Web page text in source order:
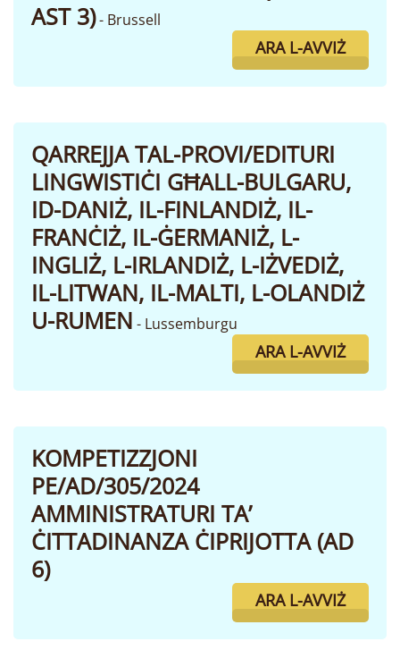
AST 3)- Brussell
ARA L-AVVIŻ
QARREJJA TAL-PROVI/EDITURI
LINGWISTIĊI GĦALL-BULGARU,
ID-DANIŻ, IL-FINLANDIŻ, IL-
FRANĊIŻ, IL-ĠERMANIŻ, L-
INGLIŻ, L-IRLANDIŻ, L-IŻVEDIŻ,
IL-LITWAN, IL-MALTI, L-OLANDIŻ
U-RUMEN - Lussemburgu
ARA L-AVVIŻ
KOMPETIZZJONI
PE/AD/305/2024
AMMINISTRATURI TA’
ĊITTADINANZA ĊIPRIJOTTA (AD
6)
ARA L-AVVIŻ